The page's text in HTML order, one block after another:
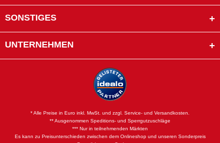
SONSTIGES
UNTERNEHMEN
* Alle Preise in Euro inkl. MwSt. und zzgl. Service- und Versandkosten.
** Ausgenommen Speditions- und Sperrgutzuschläge
*** Nur in teilnehmenden Märkten
Es kann zu Preisunterschieden zwischen dem Onlineshop und unseren Sonderpreis